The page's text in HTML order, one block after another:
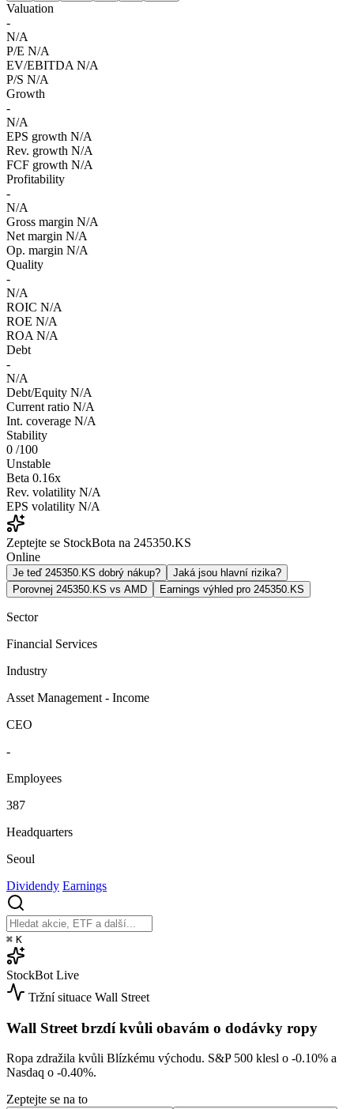
Valuation
-
N/A
P/E N/A
EV/EBITDA N/A
P/S N/A
Growth
-
N/A
EPS growth N/A
Rev. growth N/A
FCF growth N/A
Profitability
-
N/A
Gross margin N/A
Net margin N/A
Op. margin N/A
Quality
-
N/A
ROIC N/A
ROE N/A
ROA N/A
Debt
-
N/A
Debt/Equity N/A
Current ratio N/A
Int. coverage N/A
Stability
0 /100
Unstable
Beta 0.16x
Rev. volatility N/A
EPS volatility N/A
Zeptejte se StockBota na 245350.KS
Online
Je teď 245350.KS dobrý nákup?
Jaká jsou hlavní rizika?
Porovnej 245350.KS vs AMD
Earnings výhled pro 245350.KS
Sector
Financial Services
Industry
Asset Management - Income
CEO
-
Employees
387
Headquarters
Seoul
Dividendy Earnings
⌘ K
StockBot Live
Tržní situace Wall Street
Wall Street brzdí kvůli obavám o dodávky ropy
Ropa zdražila kvůli Blízkému východu. S&P 500 klesl o -0.10% a
Nasdaq o -0.40%.
Zeptejte se na to